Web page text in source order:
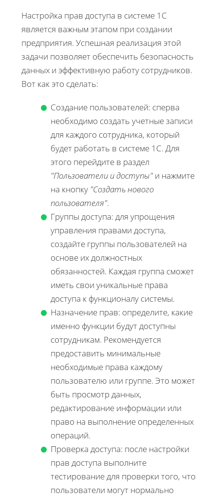
Настройка прав доступа в системе 1С
является важным этапом при создании
предприятия. Успешная реализация этой
задачи позволяет обеспечить безопасность
данных и эффективную работу сотрудников.
Вот как это сделать:
Создание пользователей: сперва
необходимо создать учетные записи
для каждого сотрудника, который
будет работать в системе 1С. Для
этого перейдите в раздел
"Пользователи и доступы"и нажмите
на кнопку "Создать нового
пользователя".
Группы доступа: для упрощения
управления правами доступа,
создайте группы пользователей на
основе их должностных
обязанностей. Каждая группа сможет
иметь свои уникальные права
доступа к функционалу системы.
Назначение прав: определите, какие
именно функции будут доступны
сотрудникам. Рекомендуется
предоставить минимальные
необходимые права каждому
пользователю или группе. Это может
быть просмотр данных,
редактирование информации или
право на выполнение определенных
операций.
Проверка доступа: после настройки
прав доступа выполните
тестирование для проверки того, что
пользователи могут нормально